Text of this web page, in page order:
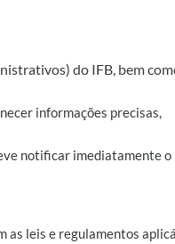
do IFB, bem
informações precisas,
notificar imediatamente o
as leis e regulamentos